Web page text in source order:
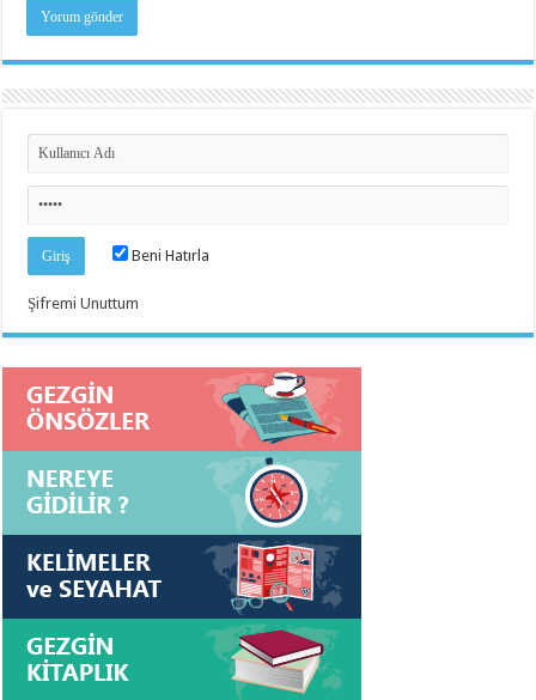
Beni Hatırla
Şifremi Unuttum